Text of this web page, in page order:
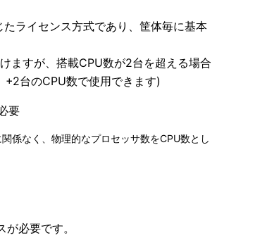
ライセンス方式であり、筐体毎に基本
ますが、搭載CPU数が2台を超える場合
+2台のCPU数で使用できます)
要
係なく、物理的なプロセッサ数をCPU数とし
必要です。